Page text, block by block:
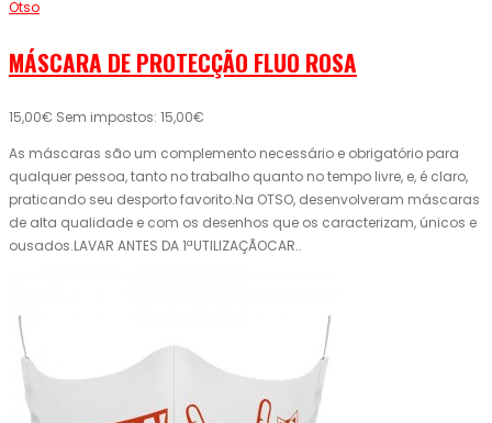
Otso
MÁSCARA DE PROTECÇÃO FLUO ROSA
15,00€ Sem impostos: 15,00€
As máscaras são um complemento necessário e obrigatório para
qualquer pessoa, tanto no trabalho quanto no tempo livre, e, é claro,
praticando seu desporto favorito.Na OTSO, desenvolveram máscaras
de alta qualidade e com os desenhos que os caracterizam, únicos e
ousados.LAVAR ANTES DA 1ªUTILIZAÇÃOCAR..